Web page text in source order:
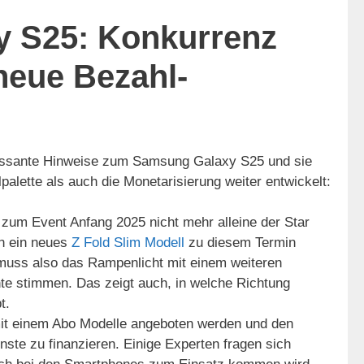
S25: Konkurrenz
Bezahl-
Hinweise zum Samsung Galaxy S25 und sie
als auch die Monetarisierung weiter entwickelt:
Event Anfang 2025 nicht mehr alleine der Star
ein neues Z Fold Slim Modell
zu diesem Termin
also das Rampenlicht mit einem weiteren
stimmen. Das zeigt auch, in welche Richtung
einem Abo Modelle angeboten werden und den
zu finanzieren. Einige Experten fragen sich